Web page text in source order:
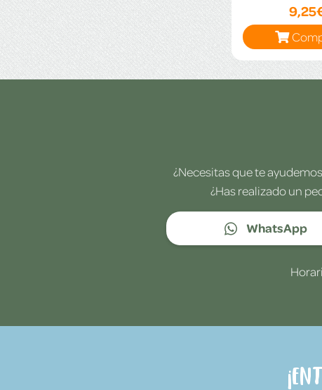
¿Necesitas que te
¿Has realizado un
WhatsApp